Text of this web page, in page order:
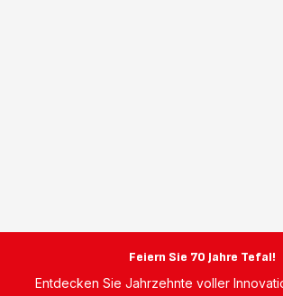
Feiern Sie 70 Jahre Tefal!
Entdecken Sie Jahrzehnte voller